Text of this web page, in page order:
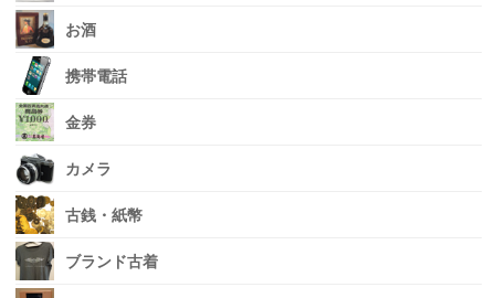
お酒
携帯電話
金券
カメラ
古銭・紙幣
ブランド古着